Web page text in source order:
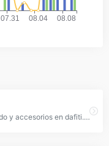
Encuentra lo último en moda, calzado y accesorios en dafiti. Tenemos las mejores marcas para hombres, mujeres y niños. ¡Aprovecha nuestro envío gratis!